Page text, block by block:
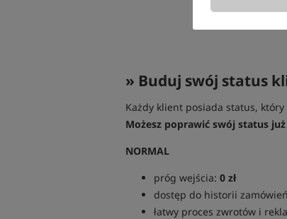
» Buduj swój status
Każdy klient posiada status,
Możesz poprawić swój status
NORMAL
próg wejścia: 0 zł
dostęp do historii zamówień
łatwy proces zwrotów i